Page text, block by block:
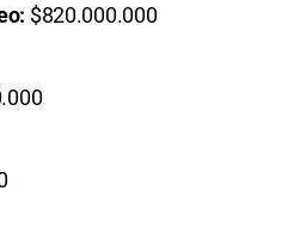
$820.000.000